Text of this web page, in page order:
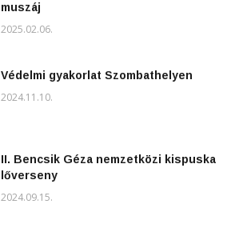
muszáj
2025.02.06.
Védelmi gyakorlat Szombathelyen
2024.11.10.
II. Bencsik Géza nemzetközi kispuska
lőverseny
2024.09.15.